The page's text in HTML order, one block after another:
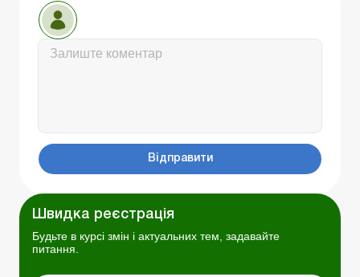
Відправити
Швидка реєстрація
Будьте в курсі змін і актуальних тем, задавайте
питання.